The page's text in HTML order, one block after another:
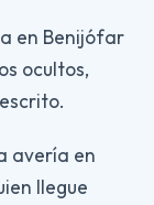
en Benijófar
ocultos,
avería en
llegue